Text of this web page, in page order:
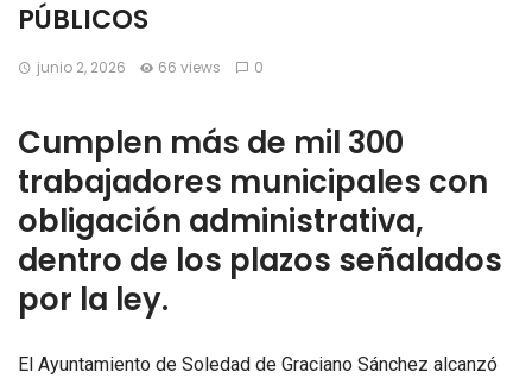
PÚBLICOS
junio 2, 2026 66 views 0
Cumplen más de mil 300
trabajadores municipales con
obligación administrativa,
dentro de los plazos señalados
por la ley.
El Ayuntamiento de Soledad de Graciano Sánchez alcanzó